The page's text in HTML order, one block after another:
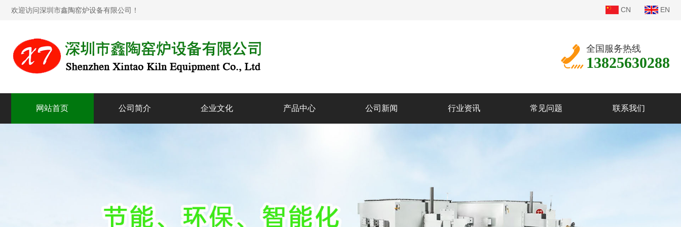
欢迎访问深圳市鑫陶窑炉设备有限公司！ CN EN
全国服务热线
13825630288
网站首页 公司简介 企业文化 产品中心 公司新闻 行业资讯 常见问题 联系我们